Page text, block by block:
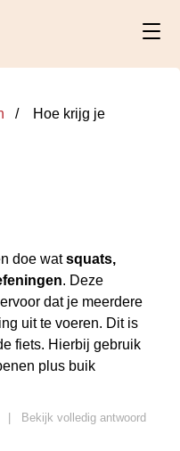
Hoe krijg je
doe watsquats,
. Deze
dat je meerdere
uit te voeren. Dit is
fiets. Hierbij gebruik
plus buik
Bekijk volledig antwoord